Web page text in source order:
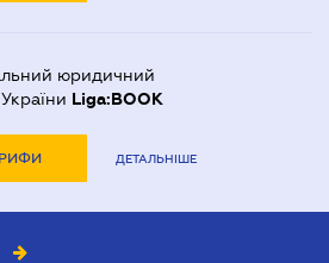
юридичний
Liga:BOOK
ДЕТАЛЬНІШЕ